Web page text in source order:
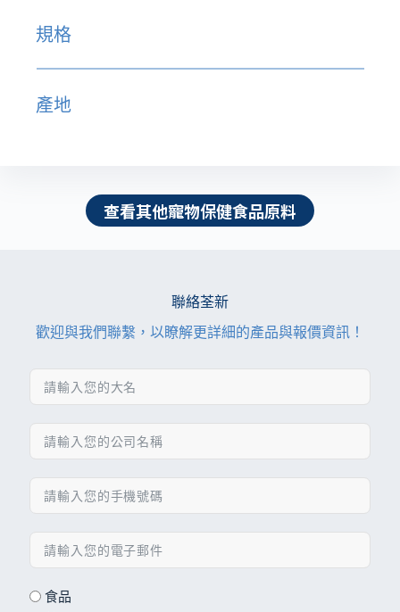
規格
產地
查看其他寵物保健食品原料
聯絡荃新
歡迎與我們聯繫，以瞭解更詳細的產品與報價資訊！
食品